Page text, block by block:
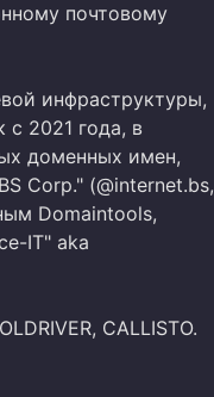
почтовому
инфраструктуры,
с 2021 года, в
доменных имен,
Corp." (@internet.bs,
Domaintools,
IT" aka
CALLISTO.